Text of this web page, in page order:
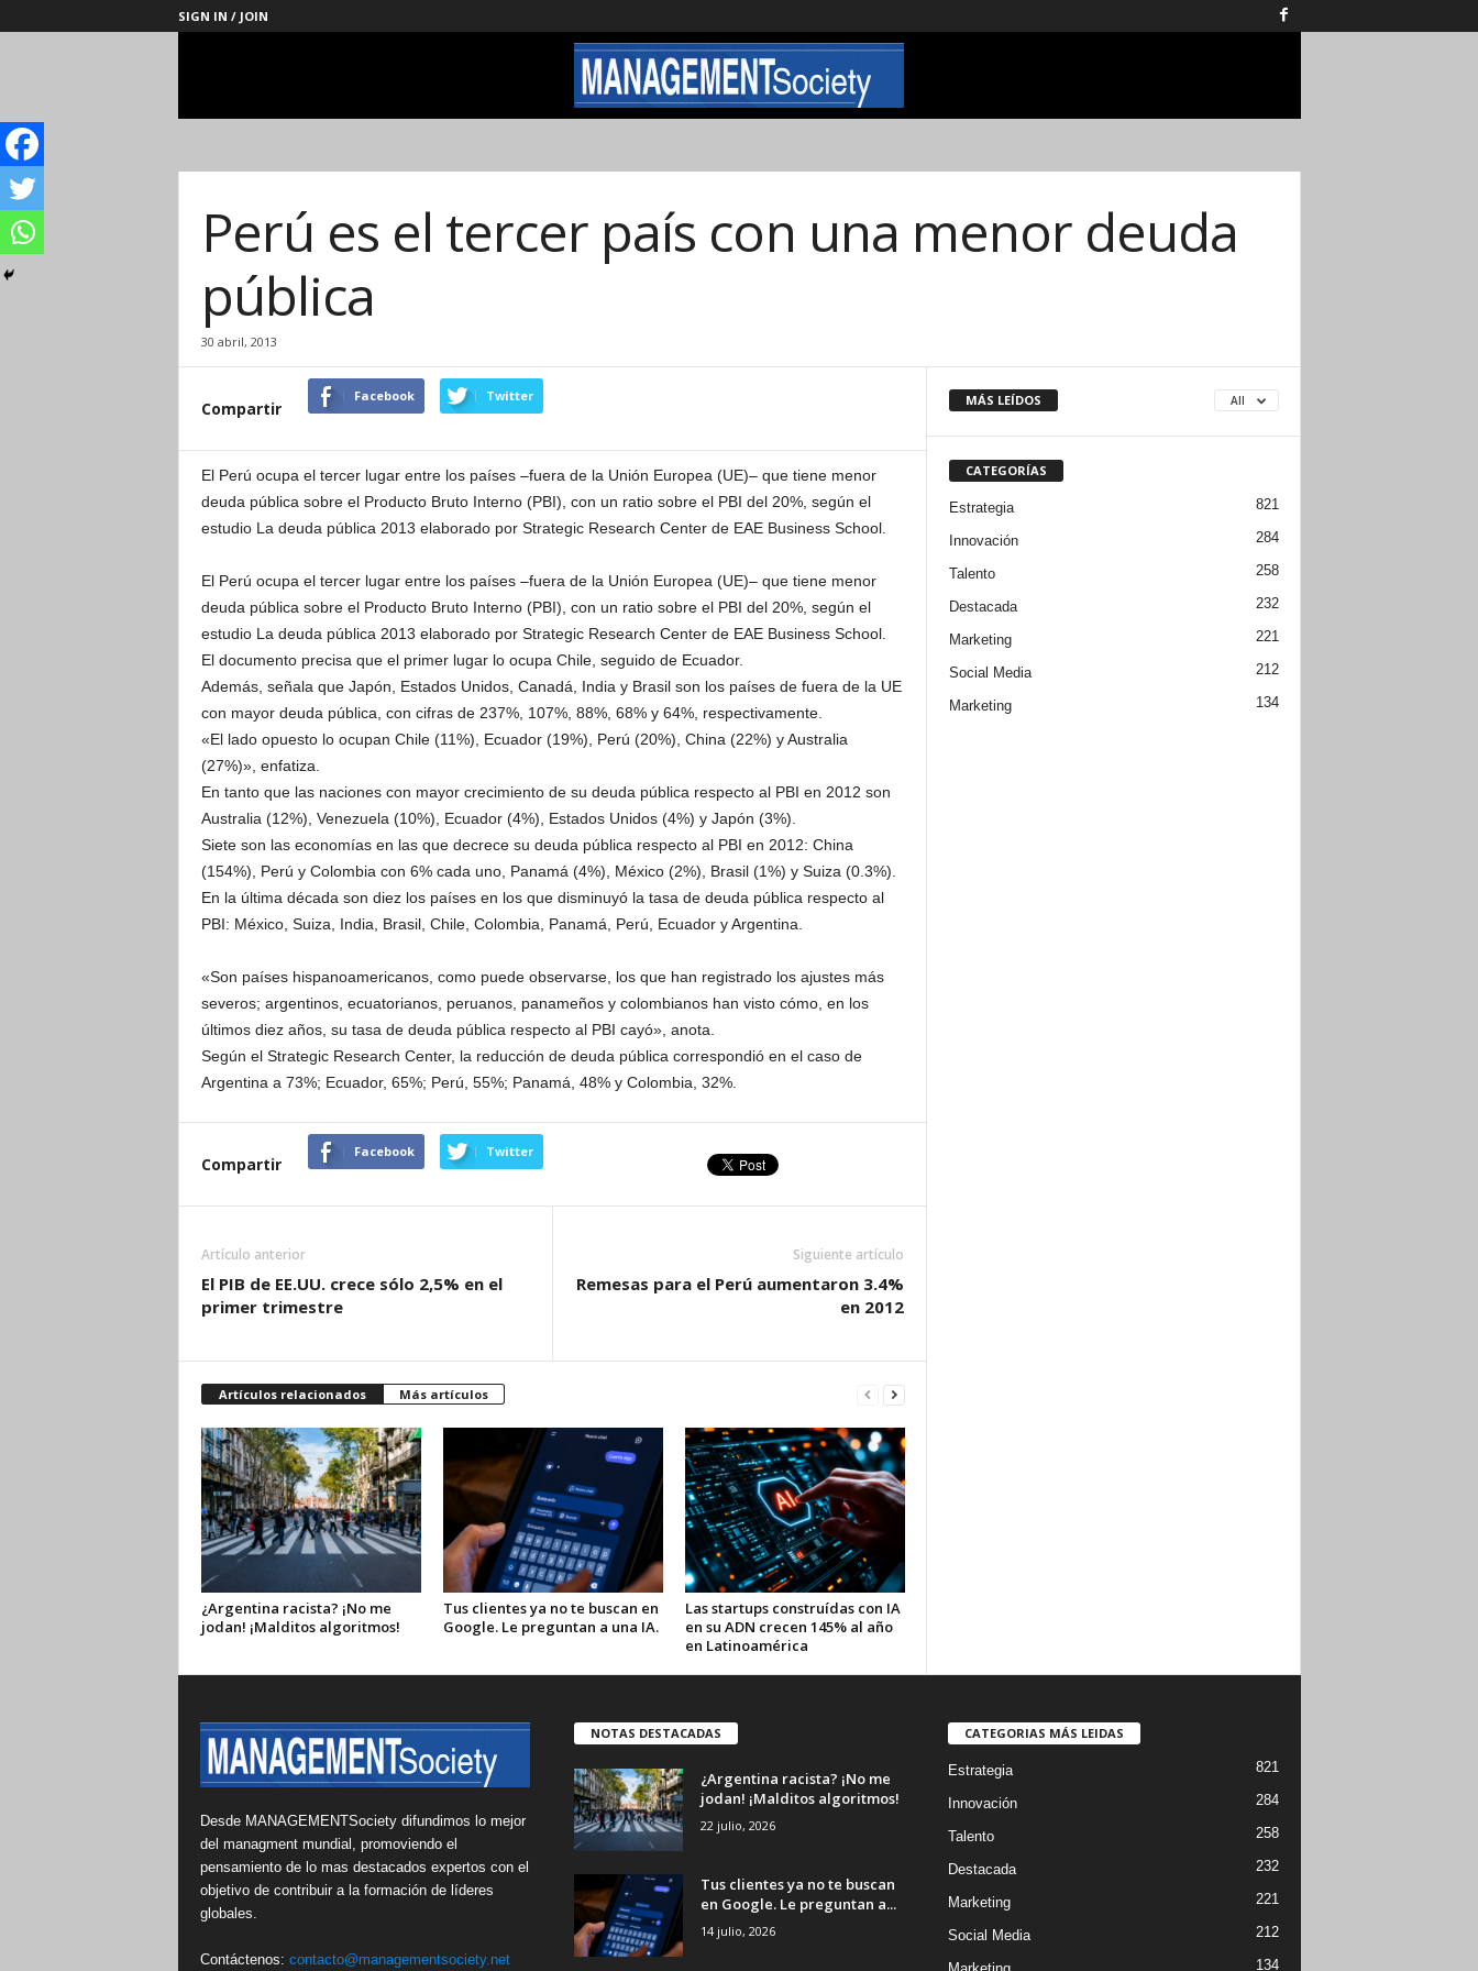
SIGN IN / JOIN
Management
Perú es el tercer país con una menor deuda
pública
30 abril, 2013
Compartir
Facebook Twitter
El Perú ocupa el tercer lugar entre los países –fuera de la Unión Europea (UE)– que tiene menor
deuda pública sobre el Producto Bruto Interno (PBI), con un ratio sobre el PBI del 20%, según el
estudio La deuda pública 2013 elaborado por Strategic Research Center de EAE Business School.
El Perú ocupa el tercer lugar entre los países –fuera de la Unión Europea (UE)– que tiene menor
deuda pública sobre el Producto Bruto Interno (PBI), con un ratio sobre el PBI del 20%, según el
estudio La deuda pública 2013 elaborado por Strategic Research Center de EAE Business School.
El documento precisa que el primer lugar lo ocupa Chile, seguido de Ecuador.
Además, señala que Japón, Estados Unidos, Canadá, India y Brasil son los países de fuera de la UE
con mayor deuda pública, con cifras de 237%, 107%, 88%, 68% y 64%, respectivamente.
«El lado opuesto lo ocupan Chile (11%), Ecuador (19%), Perú (20%), China (22%) y Australia
(27%)», enfatiza.
En tanto que las naciones con mayor crecimiento de su deuda pública respecto al PBI en 2012 son
Australia (12%), Venezuela (10%), Ecuador (4%), Estados Unidos (4%) y Japón (3%).
Siete son las economías en las que decrece su deuda pública respecto al PBI en 2012: China
(154%), Perú y Colombia con 6% cada uno, Panamá (4%), México (2%), Brasil (1%) y Suiza (0.3%).
En la última década son diez los países en los que disminuyó la tasa de deuda pública respecto al
PBI: México, Suiza, India, Brasil, Chile, Colombia, Panamá, Perú, Ecuador y Argentina.
«Son países hispanoamericanos, como puede observarse, los que han registrado los ajustes más
severos; argentinos, ecuatorianos, peruanos, panameños y colombianos han visto cómo, en los
últimos diez años, su tasa de deuda pública respecto al PBI cayó», anota.
Según el Strategic Research Center, la reducción de deuda pública correspondió en el caso de
Argentina a 73%; Ecuador, 65%; Perú, 55%; Panamá, 48% y Colombia, 32%.
Compartir
Facebook Twitter
Artículo anterior
El PIB de EE.UU. crece sólo 2,5% en el
primer trimestre
Siguiente artículo
Remesas para el Perú aumentaron 3.4%
en 2012
Artículos relacionados Más artículos
¿Argentina racista? ¡No me
jodan! ¡Malditos algoritmos!
Tus clientes ya no te buscan en
Google. Le preguntan a una IA.
Las startups construídas con IA
en su ADN crecen 145% al año
en Latinoamérica
MÁS LEÍDOS All
CATEGORÍAS
Estrategia 821
Innovación 284
Talento 258
Destacada 232
Marketing 221
Social Media 212
Marketing 134
Desde MANAGEMENTSociety difundimos lo mejor
del managment mundial, promoviendo el
pensamiento de lo mas destacados expertos con el
objetivo de contribuir a la formación de líderes
globales.
Contáctenos: contacto@managementsociety.net
NOTAS DESTACADAS
¿Argentina racista? ¡No me
jodan! ¡Malditos algoritmos!
22 julio, 2026
Tus clientes ya no te buscan
en Google. Le preguntan a...
14 julio, 2026
CATEGORIAS MÁS LEIDAS
Estrategia 821
Innovación 284
Talento 258
Destacada 232
Marketing 221
Social Media 212
134